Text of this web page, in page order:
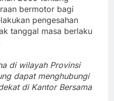
bermotor bagi
pengesahan
tanggal masa berlaku
di wilayah Provinsi
dapat menghubungi
di Kantor Bersama